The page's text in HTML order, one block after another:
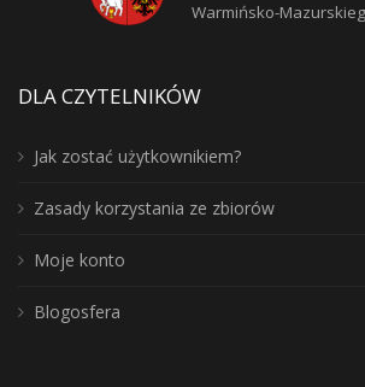
Warmińsko-
DLA CZYTELNIKÓW
Jak zostać użytkownikiem?
Zasady korzystania ze zbiorów
Moje konto
Blogosfera